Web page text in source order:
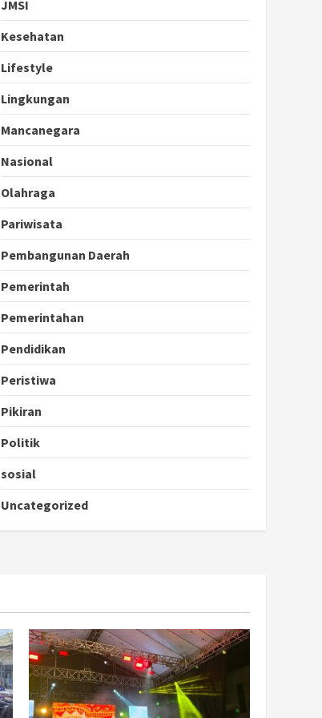
JMSI
Kesehatan
Lifestyle
Lingkungan
Mancanegara
Nasional
Olahraga
Pariwisata
Pembangunan Daerah
Pemerintah
Pemerintahan
Pendidikan
Peristiwa
Pikiran
Politik
sosial
Uncategorized